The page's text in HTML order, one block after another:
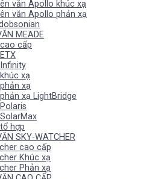
văn Apollo khúc xạ
văn Apollo phản xạ
MEADE
cấp
xạ
xạ
xạ LightBridge
hợp
SKY-WATCHER
cao cấp
Khúc xạ
Phản xạ